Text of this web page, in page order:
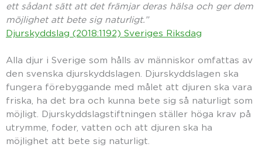
ett sådant sätt att det främjar deras hälsa och ger dem
möjlighet att bete sig naturligt.”
Djurskyddslag (2018:1192) Sveriges Riksdag
Alla djur i Sverige som hålls av människor omfattas av
den svenska djurskyddslagen. Djurskyddslagen ska
fungera förebyggande med målet att djuren ska vara
friska, ha det bra och kunna bete sig så naturligt som
möjligt. Djurskyddslagstiftningen ställer höga krav på
utrymme, foder, vatten och att djuren ska ha
möjlighet att bete sig naturligt.